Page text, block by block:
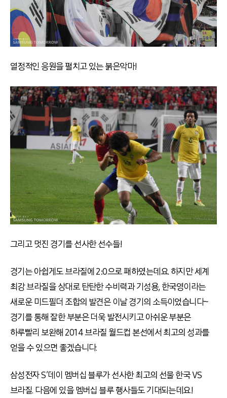
열정적인 응원을 펼치고 있는 붉은악마!
그리고 멋진 경기를 선사한 선수들!
경기는 아쉽게도 브라질에 2:0으로 패하였는데요. 하지만 세계
최강 브라질을 상대로 탄탄한 수비력과 기성용, 한국영이라는
새로운 미드필더 조합의 발견은 이날 경기의 소득이었습니다~
경기를 통해 잘한 부분은 더욱 발전시키고 아쉬운 부분은
하루빨리 보완해 2014 브라질 월드컵 본선에서 최고의 성과를
얻을 수 있으면 좋겠습니다.
삼성전자 S’데이 멤버십 블루가 선사한 최고의 선물 한국 VS
브라질. 다음에 있을 멤버십 블루 행사들도 기대되는데요!